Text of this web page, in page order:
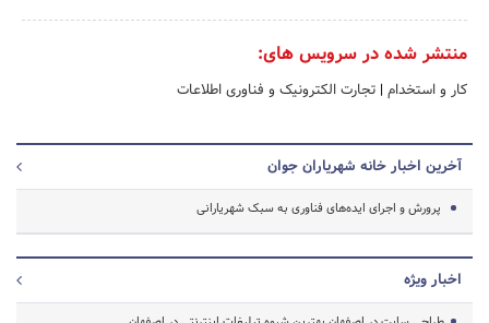
منتشر شده در سرویس های:
کار و استخدام | تجارت الکترونیک و فناوری اطلاعات
آخرین اخبار خانه شهریاران جوان
پرورش و اجرای ایده‌های فناوری به سبک شهریارانی
اخبار ویژه